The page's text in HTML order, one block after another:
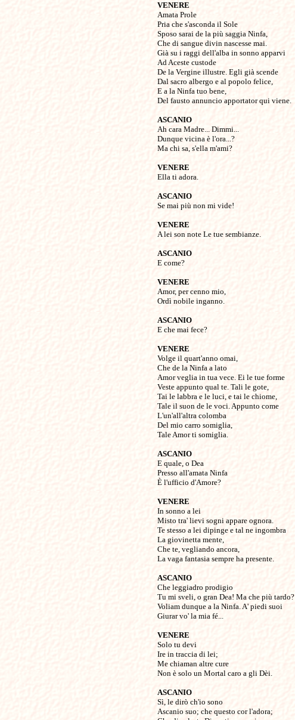
VENERE
Amata Prole
Pria che s'asconda il Sole
Sposo sarai de la più saggia Ninfa,
Che di sangue divin nascesse mai.
Già su i raggi dell'alba in sonno apparvi
Ad Aceste custode
De la Vergine illustre. Egli già scende
Dal sacro albergo e al popolo felice,
E a la Ninfa tuo bene,
Del fausto annuncio apportator qui viene.
ASCANIO
Ah cara Madre... Dimmi...
Dunque vicina è l'ora...?
Ma chi sa, s'ella m'ami?
VENERE
Ella ti adora.
ASCANIO
Se mai più non mi vide!
VENERE
A lei son note Le tue sembianze.
ASCANIO
E come?
VENERE
Amor, per cenno mio,
Ordì nobile inganno.
ASCANIO
E che mai fece?
VENERE
Volge il quart'anno omai,
Che de la Ninfa a lato
Amor veglia in tua vece. Ei le tue forme
Veste appunto qual te. Tali le gote,
Tai le labbra e le luci, e tai le chiome,
Tale il suon de le voci. Appunto come
L'un'all'altra colomba
Del mio carro somiglia,
Tale Amor ti somiglia.
ASCANIO
E quale, o Dea
Presso all'amata Ninfa
È l'ufficio d'Amore?
VENERE
In sonno a lei
Misto tra' lievi sogni appare ognora.
Te stesso a lei dipinge e tal ne ingombra
La giovinetta mente,
Che te, vegliando ancora,
La vaga fantasia sempre ha presente.
ASCANIO
Che leggiadro prodigio
Tu mi sveli, o gran Dea! Ma che più tardo?
Voliam dunque a la Ninfa. A' piedi suoi
Giurar vo' la mia fé...
VENERE
Solo tu devi
Ire in traccia di lei;
Me chiaman altre cure
Non è solo un Mortal caro a gli Dèi.
ASCANIO
Sì, le dirò ch'io sono
Ascanio suo; che questo cor l'adora;